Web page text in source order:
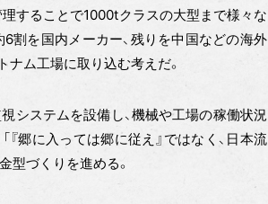
することで1000tクラスの大型まで様々な
割を国内メーカー、残りを中国などの海外
ナム工場に取り込む考えだ。
システムを設備し、機械や工場の稼働状況
郷に入っては郷に従え』ではなく、日本流
型づくりを進める。